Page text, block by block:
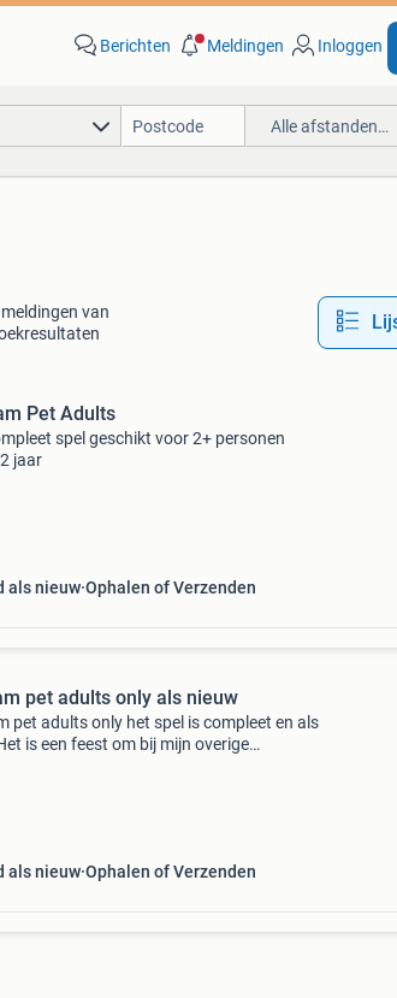
Berichten Meldingen Inloggen
Alle afstanden…
van
Pet Adults
spel geschikt voor 2+ personen
jaar
als nieuw Ophalen of Verzenden
pet adults only als nieuw
pet adults only het spel is compleet en als
is een feest om bij mijn overige
als nieuw Ophalen of Verzenden